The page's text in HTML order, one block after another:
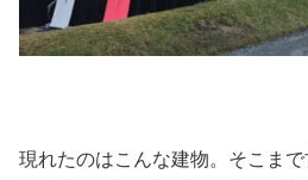
現れたのはこんな建物。そこま